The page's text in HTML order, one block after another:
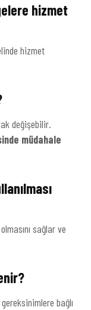
hizmet
hizmet
değişebilir.
müdahale
sağlar ve
bağlı